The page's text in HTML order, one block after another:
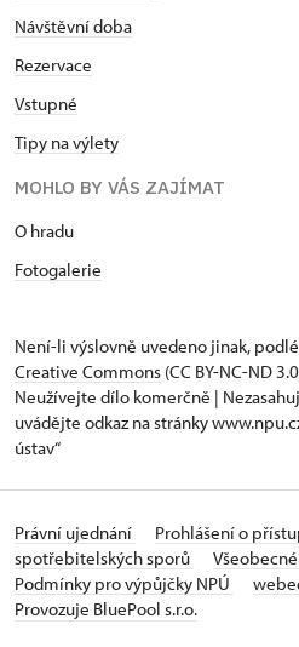
Návštěvní doba
Rezervace
Vstupné
Tipy na výlety
MOHLO BY VÁS ZAJÍMAT
O hradu
Fotogalerie
Není-li výslovně uvedeno jinak,
Creative Commons (CC BY-NC-ND
Neužívejte dílo komerčně |
uvádějte odkaz na stránky
ústav“
Právní ujednání Prohlášení o
spotřebitelských sporů
Podmínky pro výpůjčky NPÚ
Provozuje BluePool s.r.o.